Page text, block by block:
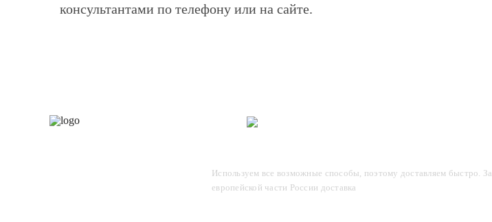
консультантами по телефону или на сайте.
Используем все возможные способы, поэтому доставляем быстро.
европейской части России доставка